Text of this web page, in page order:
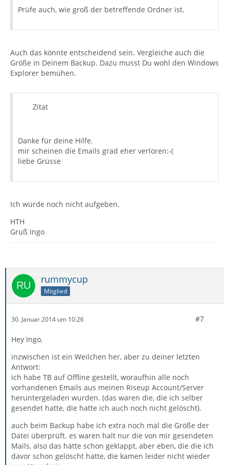
Prüfe auch, wie groß der betreffende Ordner ist.
Auch das könnte entscheidend sein. Vergleiche auch die
Größe in Deinem Backup. Dazu musst Du wohl den Windows
Explorer bemühen.
Zitat
Danke für deine Hilfe.
mir scheinen die Emails grad eher verloren:-(
liebe Grüsse
Ich würde noch nicht aufgeben.
HTH
Gruß Ingo
rummycup
Mitglied
30. Januar 2014 um 10:26 #7
Hey Ingo,
inzwischen ist ein Weilchen her, aber zu deiner letzten
Antwort:
ich habe TB auf Offline gestellt, woraufhin alle noch
vorhandenen Emails aus meinen Riseup Account/Server
heruntergeladen wurden. (das waren die, die ich selber
gesendet hatte, die hatte ich auch noch nicht gelöscht).
auch beim Backup habe ich extra noch mal die Größe der
Datei überprüft. es waren halt nur die von mir gesendeten
Mails, also das hätte schon geklappt, aber eben, die die ich
davor schon gelöscht hatte, die kamen leider nicht wieder